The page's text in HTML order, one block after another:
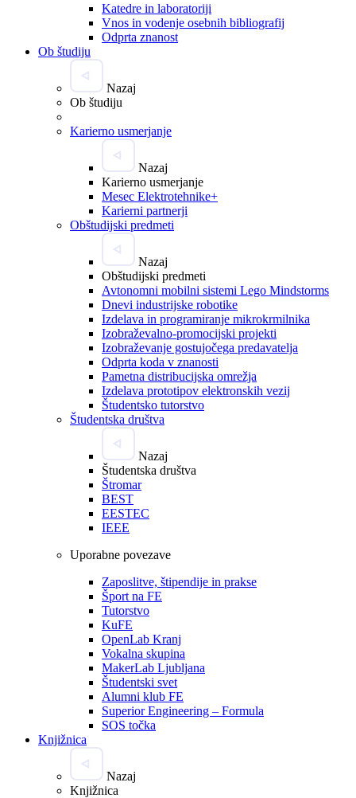
Katedre in laboratoriji
Vnos in vodenje osebnih bibliografij
Odprta znanost
Ob študiju
Nazaj
Ob študiju
Karierno usmerjanje
Nazaj
Karierno usmerjanje
Mesec Elektrotehnike+
Karierni partnerji
Obštudijski predmeti
Nazaj
Obštudijski predmeti
Avtonomni mobilni sistemi Lego Mindstorms
Dnevi industrijske robotike
Izdelava in programiranje mikrokrmilnika
Izobraževalno-promocijski projekti
Izobraževanje gostujočega predavatelja
Odprta koda v znanosti
Pametna distribucijska omrežja
Izdelava prototipov elektronskih vezij
Študentsko tutorstvo
Študentska društva
Nazaj
Študentska društva
Štromar
BEST
EESTEC
IEEE
Uporabne povezave
Zaposlitve, štipendije in prakse
Šport na FE
Tutorstvo
KuFE
OpenLab Kranj
Vokalna skupina
MakerLab Ljubljana
Študentski svet
Alumni klub FE
Superior Engineering – Formula
SOS točka
Knjižnica
Nazaj
Knjižnica